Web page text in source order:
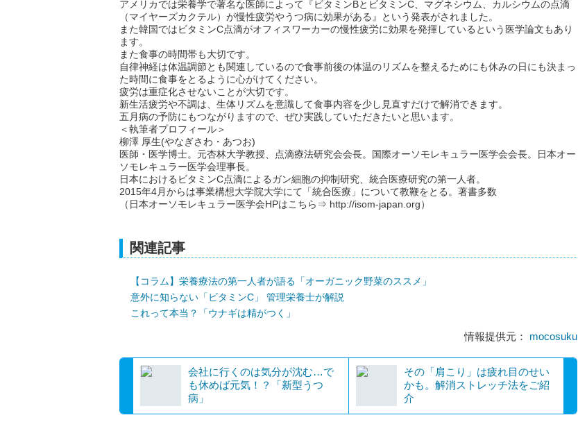
アメリカでは栄養学で著名な医師によって『ビタミンBとビタミンC、マグネシウム、カルシウムの点滴
（マイヤーズカクテル）が慢性疲労やうつ病に効果がある』という発表がされました。
また韓国ではビタミンC点滴がオフィスワーカーの慢性疲労に効果を発揮しているという医学論文もあり
ます。
また食事の時間帯も大切です。
自律神経は体温調節とも関連しているので食事前後の体温のリズムを整えるためにも休みの日にも決まっ
た時間に食事をとるように心がけてください。
疲労は重症化させないことが大切です。
新生活疲労や不調は、生体リズムを意識して食事内容を少し見直すだけで解消できます。
五月病の予防にもつながりますので、ぜひ実践していただきたいと思います。
＜執筆者プロフィール＞
柳澤 厚生(やなぎさわ・あつお)
医師・医学博士。元杏林大学教授、点滴療法研究会会長。国際オーソモレキュラー医学会会長。日本オー
ソモレキュラー医学会理事長。
日本におけるビタミンC点滴によるガン細胞の抑制研究、統合医療研究の第一人者。
2015年4月からは事業構想大学院大学にて「統合医療」について教鞭をとる。著書多数
（日本オーソモレキュラー医学会HPはこちら⇒ http://isom-japan.org）
関連記事
【コラム】栄養療法の第一人者が語る「オーガニック野菜のススメ」
意外に知らない「ビタミンC」 管理栄養士が解説
これって本当？「ウナギは精がつく」
情報提供元： mocosuku
会社に行くのは気分が沈む…で
も休めば元気！？「新型うつ
病」
その「肩こり」は疲れ目のせい
かも。解消ストレッチ法をご紹
介